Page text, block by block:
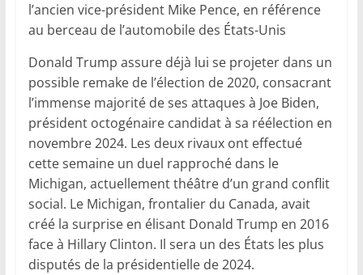
l’ancien vice-président Mike Pence, en référence
au berceau de l’automobile des États-Unis
Donald Trump assure déjà lui se projeter dans un
possible remake de l’élection de 2020, consacrant
l’immense majorité de ses attaques à Joe Biden,
président octogénaire candidat à sa réélection en
novembre 2024. Les deux rivaux ont effectué
cette semaine un duel rapproché dans le
Michigan, actuellement théâtre d’un grand conflit
social. Le Michigan, frontalier du Canada, avait
créé la surprise en élisant Donald Trump en 2016
face à Hillary Clinton. Il sera un des États les plus
disputés de la présidentielle de 2024.